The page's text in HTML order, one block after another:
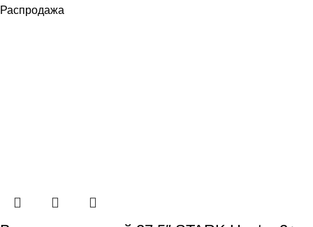
Распродажа